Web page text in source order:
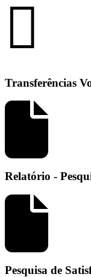
Transferências
Relatório -
Pesquisa de